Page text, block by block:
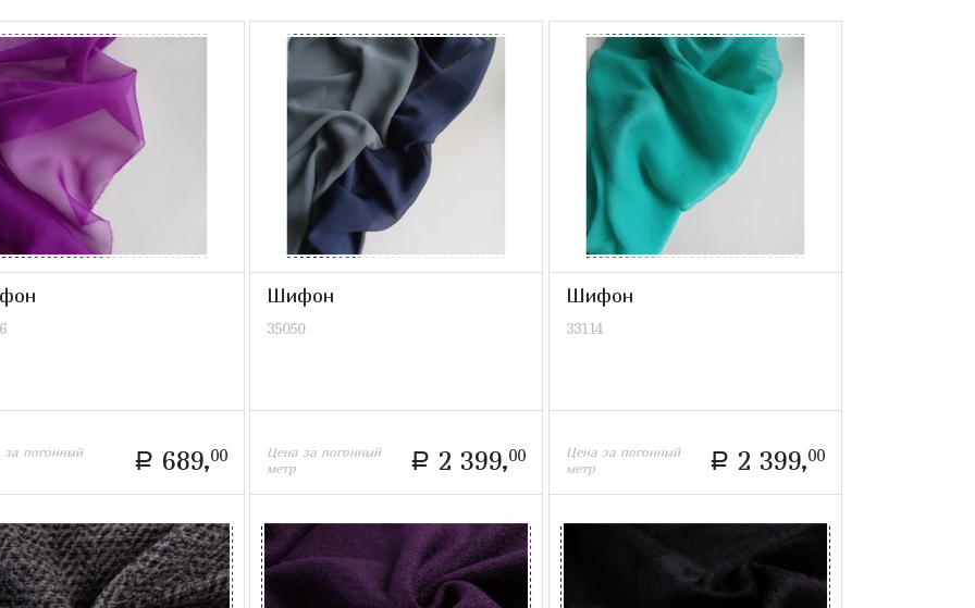
за погонный
a 689,00
Шифон
35050
Цена за погонный
метр
a 2 399,00
Шифон
33114
Цена за погонный
метр
a 2 399,00